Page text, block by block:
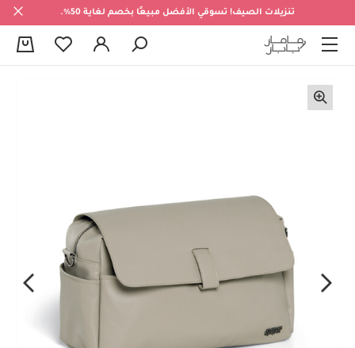
تنزيلات الصيف! تسوقي الأفضل مبيعًا بخصم لغاية 50%.